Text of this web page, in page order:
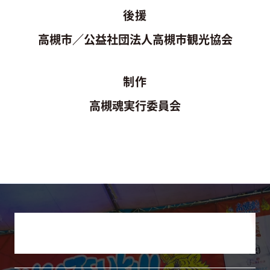
後援
高槻市／公益社団法人高槻市観光協会
制作
高槻魂実行委員会
HISTORY